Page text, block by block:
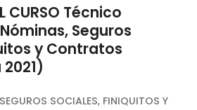
CURSO Técnico
Seguros
y Contratos
SOCIALES, FINIQUITOS Y